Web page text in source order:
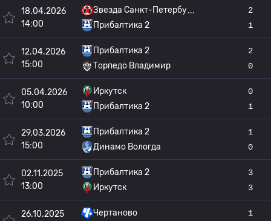
18.04.2026
14:00
Звезда Санкт-Петербу
Прибалтика 2
2
1
12.04.2026
15:00
Прибалтика 2
Торпедо Владимир
2
0
05.04.2026
10:00
Иркутск
Прибалтика 2
0
1
29.03.2026
15:00
Прибалтика 2
Динамо Вологда
1
0
02.11.2025
13:00
Прибалтика 2
Иркутск
3
3
26.10.2025
Чертаново
1